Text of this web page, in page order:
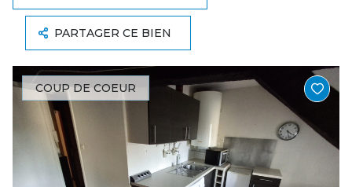
PARTAGER CE BIEN
COUP DE COEUR